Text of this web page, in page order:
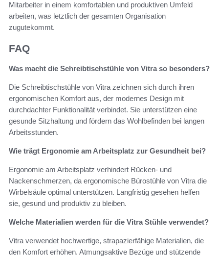
Mitarbeiter in einem komfortablen und produktiven Umfeld
arbeiten, was letztlich der gesamten Organisation
zugutekommt.
FAQ
Was macht die Schreibtischstühle von Vitra so besonders?
Die Schreibtischstühle von Vitra zeichnen sich durch ihren
ergonomischen Komfort aus, der modernes Design mit
durchdachter Funktionalität verbindet. Sie unterstützen eine
gesunde Sitzhaltung und fördern das Wohlbefinden bei langen
Arbeitsstunden.
Wie trägt Ergonomie am Arbeitsplatz zur Gesundheit bei?
Ergonomie am Arbeitsplatz verhindert Rücken- und
Nackenschmerzen, da ergonomische Bürostühle von Vitra die
Wirbelsäule optimal unterstützen. Langfristig gesehen helfen
sie, gesund und produktiv zu bleiben.
Welche Materialien werden für die Vitra Stühle verwendet?
Vitra verwendet hochwertige, strapazierfähige Materialien, die
den Komfort erhöhen. Atmungsaktive Bezüge und stützende